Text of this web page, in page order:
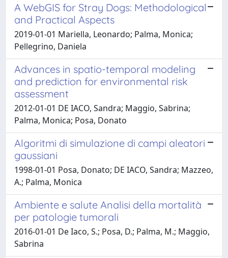
A WebGIS for Stray Dogs: Methodological
and Practical Aspects
2019-01-01 Mariella, Leonardo; Palma, Monica;
Pellegrino, Daniela
Advances in spatio-temporal modeling
and prediction for environmental risk
assessment
2012-01-01 DE IACO, Sandra; Maggio, Sabrina;
Palma, Monica; Posa, Donato
Algoritmi di simulazione di campi aleatori
gaussiani
1998-01-01 Posa, Donato; DE IACO, Sandra; Mazzeo,
A.; Palma, Monica
Ambiente e salute Analisi della mortalità
per patologie tumorali
2016-01-01 De Iaco, S.; Posa, D.; Palma, M.; Maggio,
Sabrina